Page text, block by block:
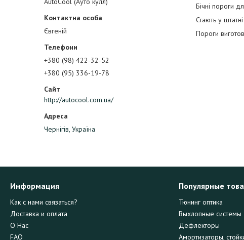
Євгеній
+380 (98) 422-32-52
+380 (95) 336-19-78
http://autocool.com.ua/
Чернігів, Україна
Бічні пороги
Стають у
Пороги
Информация
Как с нами связаться?
Доставка и оплата
О Нас
FAQ
Популярные
Тюнинг оптика
Выхлопные системы
Дефлекторы
Амортизаторы,